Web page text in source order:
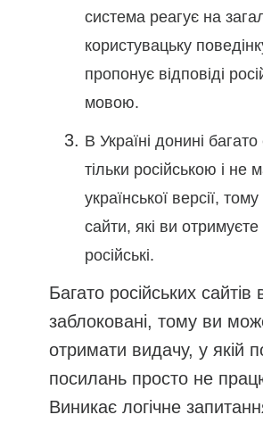
система реагує на
користувацьку
пропонує відповіді
мовою.
В Україні донині
тільки російською і не
української версії, тому
сайти, які ви
російські.
Багато російських сайтів
заблоковані, тому ви
отримати видачу, у якій
посилань просто не
Виникає логічне